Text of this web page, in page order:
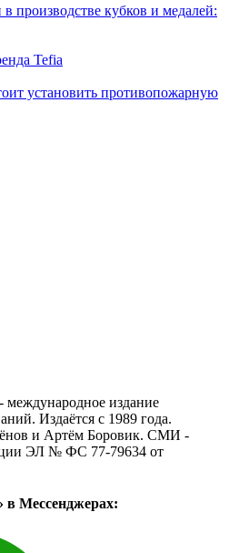
производстве кубков и медалей:
Tefia
установить противопожарную
издание
Издаётся с 1989 года.
и Артём Боровик. CМИ -
ЭЛ № ФС 77-79634 от
в Мессенджерах: